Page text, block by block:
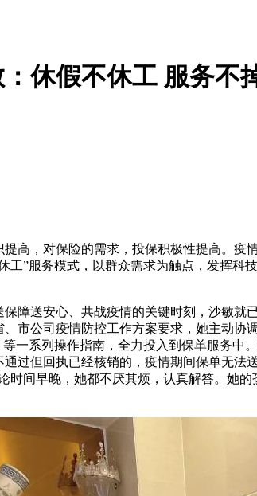
休假不休工 服务不
高，对保险的需求，投保积极性提高。
工”服务模式，以群众需求为触点，发挥
障送安心、共战疫情的关键时刻，沙敏
市公司疫情防控工作方案要求，她主动
一系列操作指南，全力投入到保单服务
过但回执已经核销的，疫情期间保单无
时间早晚，她都不厌其烦，认真解答。她